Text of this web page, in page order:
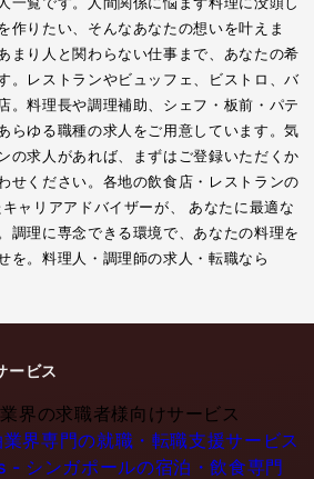
作りたい、そんなあなたの想いを叶えま
まり人と関わらない仕事まで、あなたの希
。レストランやビュッフェ、ビストロ、バ
。料理長や調理補助、シェフ・板前・パテ
らゆる職種の求人をご用意しています。気
の求人があれば、まずはご登録いただくか
せください。各地の飲食店・レストランの
ャリアアドバイザーが、 あなたに最適な
調理に専念できる環境で、あなたの料理を
を。料理人・調理師の求人・転職なら
ービス
界の求職者様向けサービス
界専門の就職・転職支援サービス
シンガポールの宿泊・飲食専門